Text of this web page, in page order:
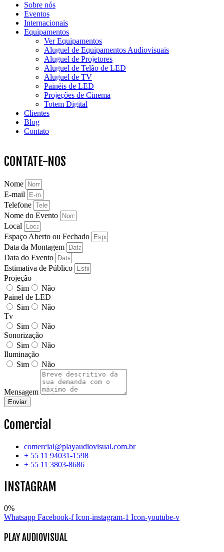
Sobre nós
Eventos
Internacionais
Equipamentos
Ver Equipamentos
Aluguel de Equipamentos Audiovisuais
Aluguel de Projetores
Aluguel de Telão de LED
Aluguel de TV
Painéis de LED
Projeções de Cinema
Totem Digital
Clientes
Blog
Contato
CONTATE-NOS
Nome
E-mail
Telefone
Nome do Evento
Local
Espaço Aberto ou Fechado
Data da Montagem
Data do Evento
Estimativa de Público
Projeção
Sim
Não
Painel de LED
Sim
Não
Tv
Sim
Não
Sonorização
Sim
Não
Iluminação
Sim
Não
Mensagem
Enviar
Comercial
comercial@playaudiovisual.com.br
+ 55 11 94031-1598
+ 55 11 3803-8686
INSTAGRAM
0%
Whatsapp Facebook-f Icon-instagram-1 Icon-youtube-v
PLAY AUDIOVISUAL